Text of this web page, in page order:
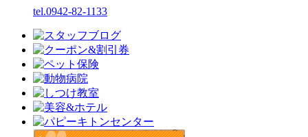
tel.0942-82-1133